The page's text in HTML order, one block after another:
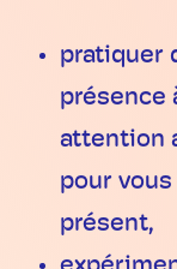
pratiquer
présence
attention
pour
présent,